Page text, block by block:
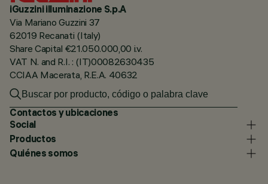
iGuzzini illuminazione S.p.A
Via Mariano Guzzini 37
62019 Recanati (Italy)
Share Capital €21.050.000,00 i.v.
VAT N. and R.I. : (IT)00082630435
CCIAA Macerata, R.E.A. 40632
Contactos y ubicaciones
Social
Productos
Quiénes somos